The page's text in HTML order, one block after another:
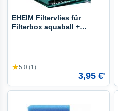
EHEIM Filtervlies für
Filterbox aquaball +
★5.0 (1)
3,95 €*